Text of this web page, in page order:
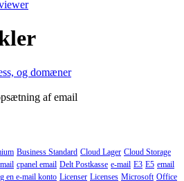
og domæner
af email
Business Standard Cloud Lager Cloud Storage
cpanel email Delt Postkasse e-mail E3 E5 email
en e-mail konto Licenser Licenses Microsoft Office